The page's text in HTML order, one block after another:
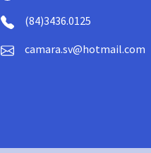
(84)3436.0125
camara.sv@hotmail.com